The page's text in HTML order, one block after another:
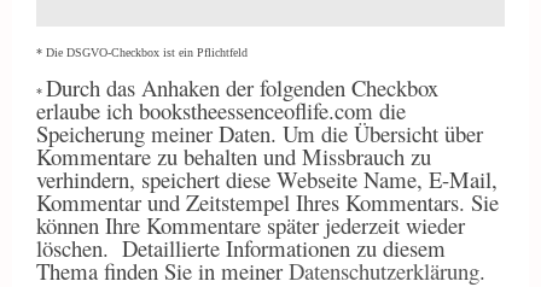
* Die DSGVO-Checkbox ist ein Pflichtfeld
* Durch das Anhaken der folgenden Checkbox
erlaube ich bookstheessenceoflife.com die
Speicherung meiner Daten. Um die Übersicht über
Kommentare zu behalten und Missbrauch zu
verhindern, speichert diese Webseite Name, E-Mail,
Kommentar und Zeitstempel Ihres Kommentars. Sie
können Ihre Kommentare später jederzeit wieder
löschen. Detaillierte Informationen zu diesem
Thema finden Sie in meiner Datenschutzerklärung.